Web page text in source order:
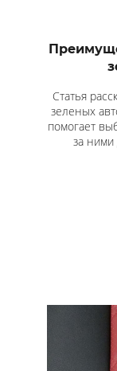
Статья
зеленых
помогает
за ними